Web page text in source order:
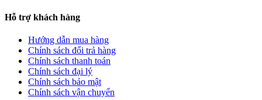
Hỗ trợ khách hàng
Hướng dẫn mua hàng
Chính sách đổi trả hàng
Chính sách thanh toán
Chính sách đại lý
Chính sách bảo mật
Chính sách vận chuyển